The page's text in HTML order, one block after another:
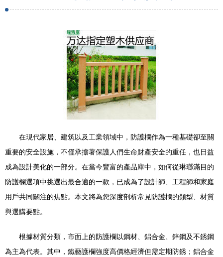
在現代家居、建筑以及工業領域中，防護欄作為一種基礎卻至關
重要的安全設施，不僅承擔著保護人們生命財產安全的重任，也日益
成為設計美化的一部分。在當今豐富的產品庫中，如何從琳瑯滿目的
防護欄選項中挑選出最合適的一款，已成為了設計師、工程師和家庭
用戶共同關注的焦點。本文將為您深度剖析常見防護欄的類型、材質
與選購要點。
根據材質分類，市面上的防護欄以鋼材、鋁合金、鋅鋼及不銹鋼
為主為代表。其中，鐵藝護欄強度高價格經濟但需定期防銹；鋁合金